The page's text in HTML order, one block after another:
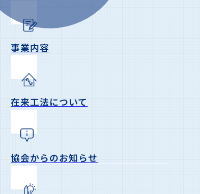
事業内容
在来工法について
協会からのお知らせ